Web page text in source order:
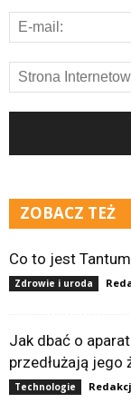
ZOBACZ TEŻ
Co to jest
Zdrowie i uroda
Jak dbać o
przedłużają jego
Technologie